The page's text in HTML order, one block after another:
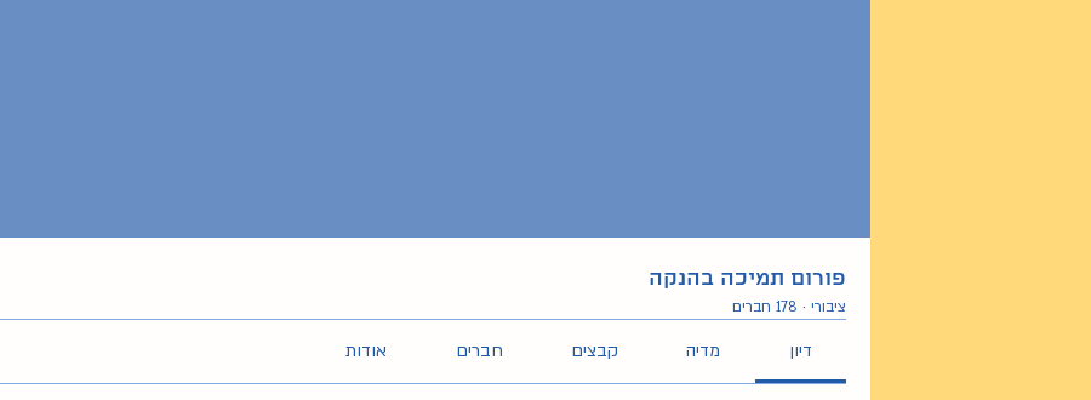
פורום תמיכה בהנקה
ציבורי · 178 חברים
דיון מדיה קבצים חברים אודות